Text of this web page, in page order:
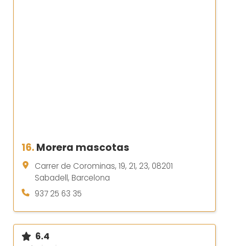
16.Morera mascotas
Carrer de Corominas, 19, 21, 23, 08201
Sabadell, Barcelona
937 25 63 35
6.4